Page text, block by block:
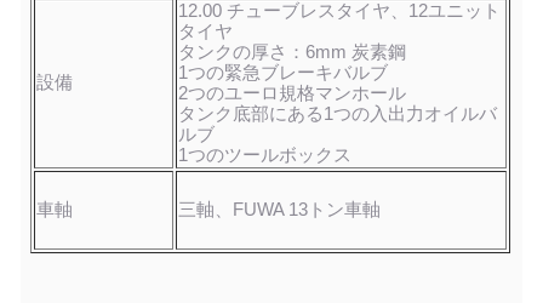
設備
12.00 チューブレスタイヤ、12ユニット
タイヤ
タンクの厚さ：6mm 炭素鋼
1つの緊急ブレーキバルブ
2つのユーロ規格マンホール
タンク底部にある1つの入出力オイルバ
ルブ
1つのツールボックス
車軸 三軸、FUWA 13トン車軸